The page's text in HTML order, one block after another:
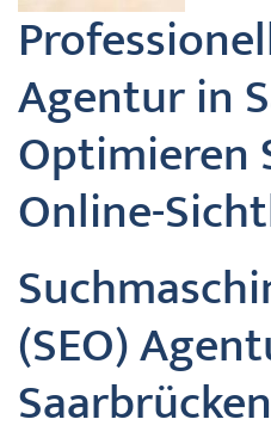
Agentur in
Optimieren
Online-
(SEO)
Saarbrücken